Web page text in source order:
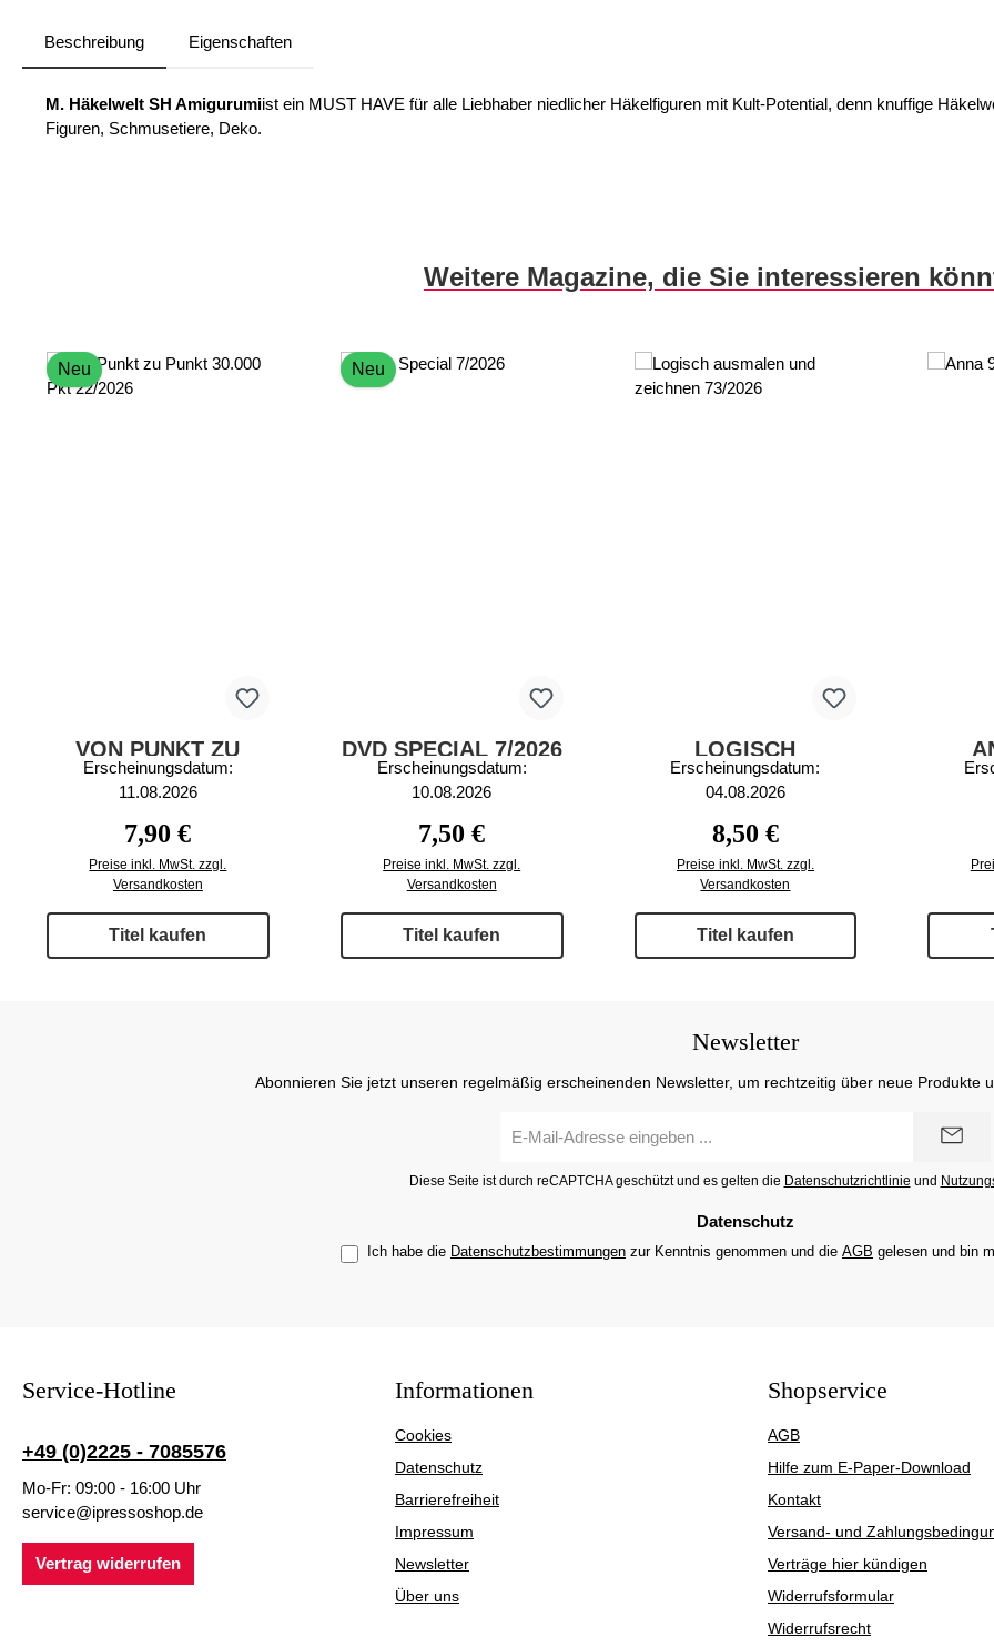
Beschreibung Eigenschaften
M. Häkelwelt SH Amigurumiist ein MUST HAVE für alle Liebhaber niedlicher Häkelfiguren mit Kult-Potential, denn knuffige
Figuren, Schmusetiere, Deko.
Weitere Magazine, die Sie interessieren
Neu
VON PUNKT ZU
PUNKT 30.000 PKT
22/2026
Erscheinungsdatum:
11.08.2026
Regulärer Preis:
7,90 €
Preise inkl. MwSt. zzgl.
Versandkosten
Titel kaufen
Neu
DVD SPECIAL 7/2026
Erscheinungsdatum:
10.08.2026
Regulärer Preis:
7,50 €
Preise inkl. MwSt. zzgl.
Versandkosten
Titel kaufen
LOGISCH
AUSMALEN UND
ZEICHNEN 73/2026
Erscheinungsdatum:
04.08.2026
Regulärer Preis:
8,50 €
Preise inkl. MwSt. zzgl.
Versandkosten
Titel kaufen
Newsletter
Abonnieren Sie jetzt unseren regelmäßig erscheinenden Newsletter, um rechtzeitig über neue Produkte
Mail-
Diese Seite ist durch reCAPTCHA geschützt und es gelten die Datenschutzrichtlinie und
Datenschutz
Ich habe die Datenschutzbestimmungen zur Kenntnis genommen und die AGB gelesen und bin
Service-Hotline
+49 (0)2225 - 7085576
Mo-Fr: 09:00 - 16:00 Uhr
service@ipressoshop.de
Vertrag widerrufen
Informationen
Cookies
Datenschutz
Barrierefreiheit
Impressum
Newsletter
Über uns
Shopservice
AGB
Hilfe zum E-Paper-Download
Kontakt
Versand- und
Verträge hier kündigen
Widerrufsformular
Widerrufsrecht